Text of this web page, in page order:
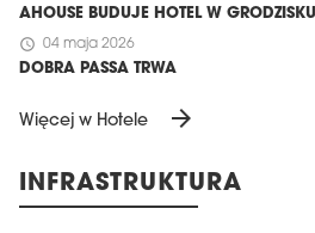
AHOUSE BUDUJE HOTEL W GRODZISKU
schedule 04 maja 2026
DOBRA PASSA TRWA
Więcej w Hotele arrow_forward
INFRASTRUKTURA